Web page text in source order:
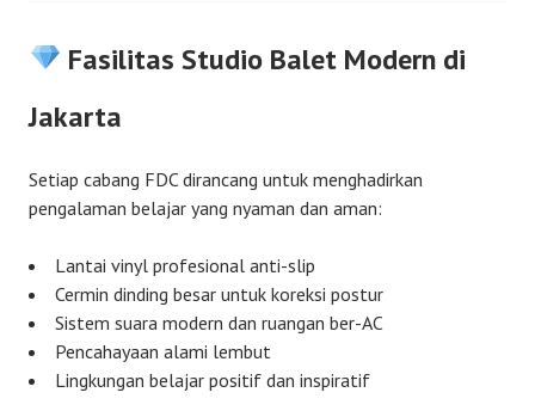
Fasilitas Studio Balet Modern di
Jakarta
Setiap cabang FDC dirancang untuk menghadirkan
pengalaman belajar yang nyaman dan aman:
Lantai vinyl profesional anti-slip
Cermin dinding besar untuk koreksi postur
Sistem suara modern dan ruangan ber-AC
Pencahayaan alami lembut
Lingkungan belajar positif dan inspiratif